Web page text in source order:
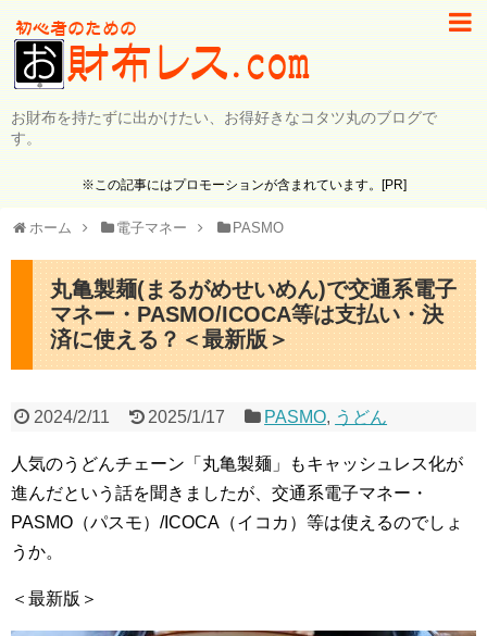
お財布を持たずに出かけたい、お得好きなコタツ丸のブログで
す。
※この記事にはプロモーションが含まれています。[PR]
ホーム 電子マネー PASMO
丸亀製麺(まるがめせいめん)で交通系電子
マネー・PASMO/ICOCA等は支払い・決
済に使える？＜最新版＞
2024/2/11 2025/1/17 PASMO, うどん
人気のうどんチェーン「丸亀製麺」もキャッシュレス化が
進んだという話を聞きましたが、交通系電子マネー・
PASMO（パスモ）/ICOCA（イコカ）等は使えるのでしょ
うか。
＜最新版＞